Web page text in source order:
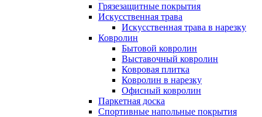
Грязезащитные покрытия
Искусственная трава
Искусственная трава в нарезку
Ковролин
Бытовой ковролин
Выставочный ковролин
Ковровая плитка
Ковролин в нарезку
Офисный ковролин
Паркетная доска
Спортивные напольные покрытия